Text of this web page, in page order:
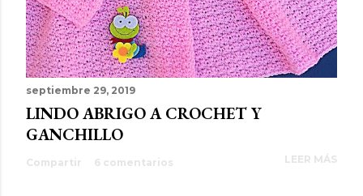
septiembre 29, 2019
LINDO ABRIGO A CROCHET Y
GANCHILLO
Compartir 6 comentarios LEER MÁS